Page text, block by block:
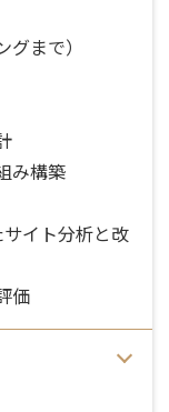
まで）
み構築
イト分析と改
価